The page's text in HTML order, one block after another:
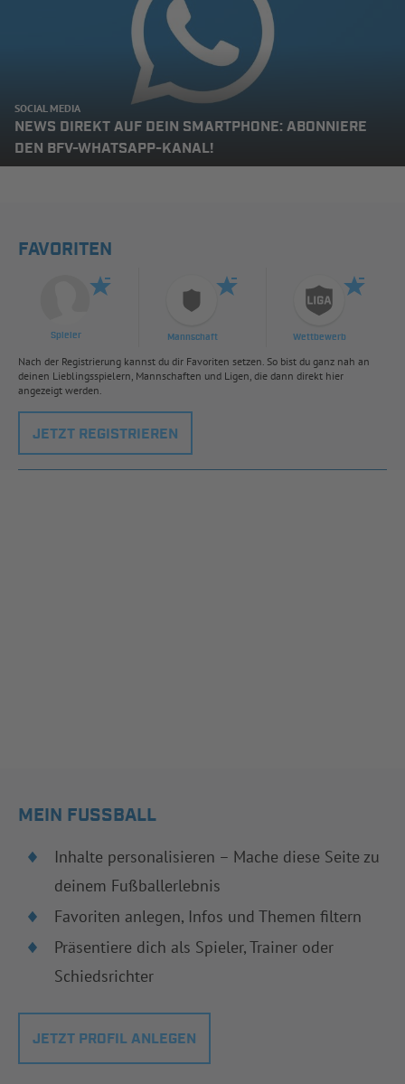
SOCIAL MEDIA
NEWS DIREKT AUF DEIN SMARTPHONE: ABONNIERE
DEN BFV-WHATSAPP-KANAL!
FAVORITEN
Spieler Mannschaft Wettbewerb
Nach der Registrierung kannst du dir Favoriten setzen. So bist du ganz nah an
deinen Lieblingsspielern, Mannschaften und Ligen, die dann direkt hier
angezeigt werden.
JETZT REGISTRIEREN
MEIN FUSSBALL
Inhalte personalisieren – Mache diese Seite zu
deinem Fußballerlebnis
Favoriten anlegen, Infos und Themen filtern
Präsentiere dich als Spieler, Trainer oder
Schiedsrichter
JETZT PROFIL ANLEGEN